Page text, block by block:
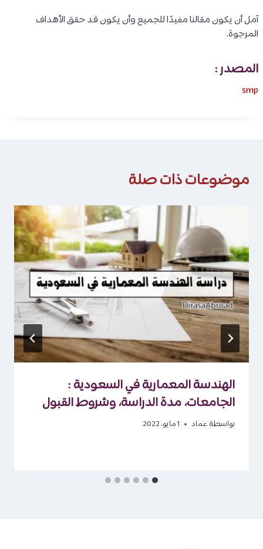
آمل أن يكون مقالنا مفيدًا للجميع وأن يكون قد حقق الأهداف
المرجوة.
المصدر :
smp
موضوعات ذات صلة
الهندسة المعمارية في السعودية :
الجامعات، مدة الدراسة، وشروط القبول
بواسطة عماد 1 مايو، 2022